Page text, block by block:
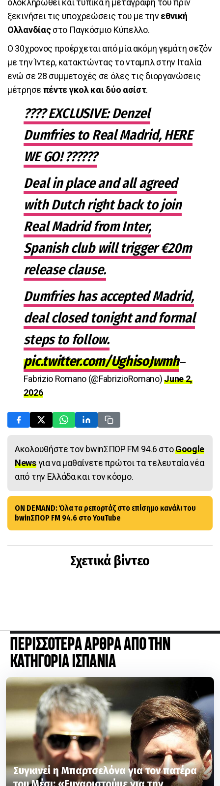
ξεκινήσει τις υποχρεώσεις του με τηνεθνική
Ολλανδίαςστο Παγκόσμιο Κύπελλο.
Ο 30χρονος προέρχεται από μία ακόμη γεμάτη σεζόν
με την Ίντερ, κατακτώντας το νταμπλ στην Ιταλία
ενώ σε 28 συμμετοχές σε όλες τις διοργανώσεις
μέτρησε πέντε γκολ και δύο ασίστ.
???? EXCLUSIVE: Denzel
Dumfries to Real Madrid, HERE
WE GO! ??????
Deal in place and all agreed
with Dutch right back to join
Real Madrid from Inter,
Spanish club will trigger €20m
release clause.
Dumfries has accepted Madrid,
deal closed tonight and formal
steps to follow.
pic.twitter.com/UghisoJwmh—
Fabrizio Romano (@FabrizioRomano)June 2,
2026
Ακολουθήστε τον bwinΣΠΟΡ FM 94.6 στοGoogle
Newsγια να μαθαίνετε πρώτοι τα τελευταία νέα
από την Ελλάδα και τον κόσμο.
ON DEMAND: Όλα τα ρεπορτάζ στο επίσημο κανάλι του
bwinΣΠΟΡ FM 94.6 στο YouTube
Σχετικά βίντεο
ΚΑΤΗΓΟΡΙΑ ΙΣΠΑΝΙΑ
Συγκινεί η Μπαρτσελόνα για τον πατέρα
του Μέσι: «Ευχαριστούμε για την
εμπιστοσύνη»